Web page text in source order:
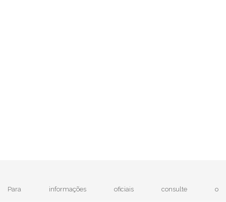
Para informações oficiais consulte o